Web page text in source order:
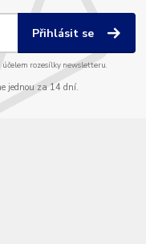
Přihlásit se
rozesílky newsletteru.
jednou za 14 dní.